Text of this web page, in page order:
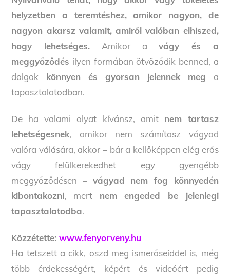
helyzetben a teremtéshez, amikor nagyon, de
nagyon akarsz valamit, amiről valóban elhiszed,
hogy lehetséges. Amikor avágy és a
meggyőződés ilyen formában ötvöződik benned, a
dolgok könnyen és gyorsan jelennek meg a
tapasztalatodban.
De ha valami olyat kívánsz, amit nem tartasz
lehetségesnek, amikor nem számítasz vágyad
valóra válására, akkor – bár a kellőképpen elég erős
vágy felülkerekedhet egy gyengébb
meggyőződésen – vágyad nem fog könnyedén
kibontakozni, mert nem engeded be jelenlegi
tapasztalatodba.
Közzétette:www.fenyorveny.hu
Ha tetszett a cikk, oszd meg ismerőseiddel is, még
több érdekességért, képért és videóért pedig